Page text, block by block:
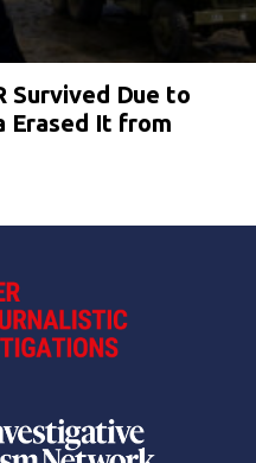
Survived Due to
Erased It from